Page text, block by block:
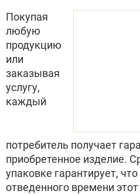
Покупая
любую
продукцию
или
заказывая
услугу,
каждый
потребитель получает
приобретенное изделие.
упаковке гарантирует,
отведенного времени